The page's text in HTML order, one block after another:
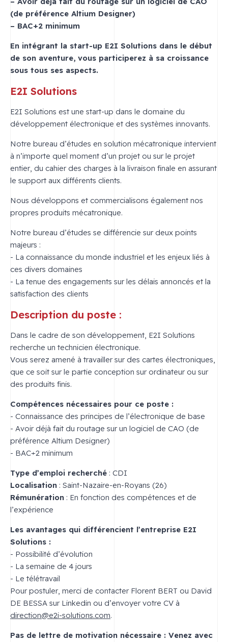
(de préférence Altium Designer)
– BAC+2 minimum
En intégrant la start-up E2I Solutions dans le début
de son aventure, vous participerez à sa croissance
sous tous ses aspects.
E2I Solutions
E2I Solutions est une start-up dans le domaine du
développement électronique et des systèmes innovants.
Notre bureau d’études en solution mécatronique intervient
à n’importe quel moment d’un projet ou sur le projet
entier, du cahier des charges à la livraison finale en assurant
le support aux différents clients.
Nous développons et commercialisons également nos
propres produits mécatronique.
Notre bureau d’études se différencie sur deux points
majeurs :
- La connaissance du monde industriel et les enjeux liés à
ces divers domaines
- La tenue des engagements sur les délais annoncés et la
satisfaction des clients
Description du poste :
Dans le cadre de son développement, E2I Solutions
recherche un technicien électronique.
Vous serez amené à travailler sur des cartes électroniques,
que ce soit sur le partie conception sur ordinateur ou sur
des produits finis.
Compétences nécessaires pour ce poste :
- Connaissance des principes de l’électronique de base
- Avoir déjà fait du routage sur un logiciel de CAO (de
préférence Altium Designer)
- BAC+2 minimum
Type d’emploi recherché : CDI
Localisation : Saint-Nazaire-en-Royans (26)
Rémunération : En fonction des compétences et de
l’expérience
Les avantages qui différencient l’entreprise E2I
Solutions :
- Possibilité d’évolution
- La semaine de 4 jours
- Le télétravail
Pour postuler, merci de contacter Florent BERT ou David
DE BESSA sur Linkedin ou d’envoyer votre CV à
direction@e2i-solutions.com.
Pas de lettre de motivation nécessaire : Venez avec